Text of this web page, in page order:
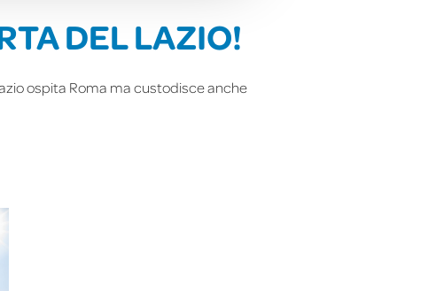
DEL LAZIO!
ospita Roma ma custodisce anche